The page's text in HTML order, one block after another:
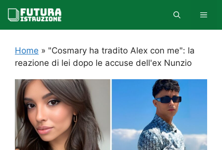
contenuto
Home » "Cosmary ha tradito Alex con me": la
reazione di lei dopo le accuse dell'ex Nunzio